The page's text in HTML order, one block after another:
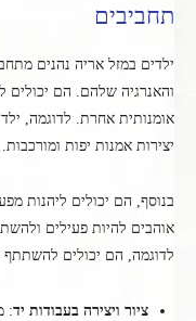
תחביבים
ילדים במזל אריה נהנים
והאנרגיה שלהם. הם יכולים
אומנותית אחרת. לדוגמה,
יצירות אמנות יפות ומורכבות.
בנוסף, הם יכולים ליהנות
אוהבים להיות פעילים
לדוגמה, הם יכולים להשתתף
ציור ויצירה בעבודות יד: